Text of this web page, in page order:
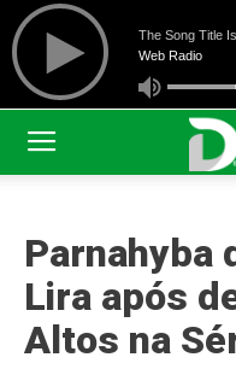
Parnahyba
Lira após
Altos na